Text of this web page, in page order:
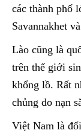
các thành phố
Savannakhet
Lào cũng là
trên thế giới
khổng lồ. Rất
chủng do nạn
Việt Nam là